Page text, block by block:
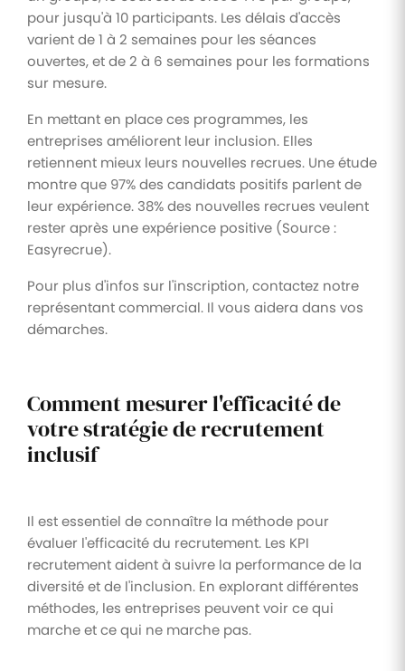
pour jusqu'à 10 participants. Les délais d'accès
varient de 1 à 2 semaines pour les séances
ouvertes, et de 2 à 6 semaines pour les formations
sur mesure.
En mettant en place ces programmes, les
entreprises améliorent leur inclusion. Elles
retiennent mieux leurs nouvelles recrues. Une étude
montre que 97% des candidats positifs parlent de
leur expérience. 38% des nouvelles recrues veulent
rester après une expérience positive (Source :
Easyrecrue).
Pour plus d'infos sur l'inscription, contactez notre
représentant commercial. Il vous aidera dans vos
démarches.
Comment mesurer l'efficacité de
votre stratégie de recrutement
inclusif
Il est essentiel de connaître la méthode pour
évaluer l'efficacité du recrutement. Les KPI
recrutement aident à suivre la performance de la
diversité et de l'inclusion. En explorant différentes
méthodes, les entreprises peuvent voir ce qui
marche et ce qui ne marche pas.